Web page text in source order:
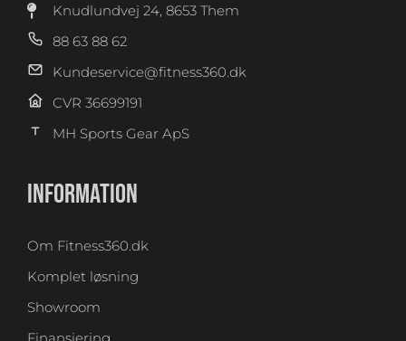
Knudlundvej 24, 8653 Them
88 63 88 62
Kundeservice@fitness360.dk
CVR 36699191
MH Sports Gear ApS
INFORMATION
Om Fitness360.dk
Komplet løsning
Showroom